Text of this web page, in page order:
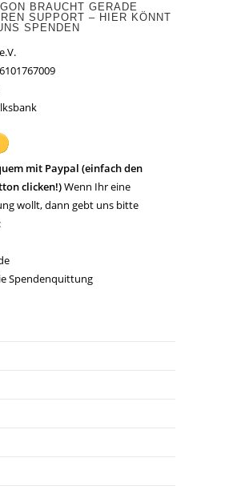
BRAUCHT GERADE
SUPPORT – HIER KÖNNT
SPENDEN
mit Paypal (einfach den
clicken!)Wenn Ihr eine
wollt, dann gebt uns bitte
Spendenquittung